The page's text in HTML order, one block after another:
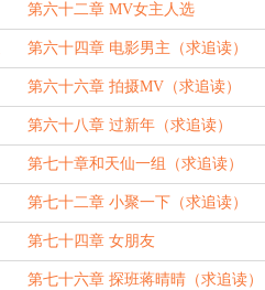
第六十二章 MV女主人选
第六十四章 电影男主（求追读）
第六十六章 拍摄MV（求追读）
第六十八章 过新年（求追读）
第七十章和天仙一组（求追读）
第七十二章 小聚一下（求追读）
第七十四章 女朋友
第七十六章 探班蒋晴晴（求追读）